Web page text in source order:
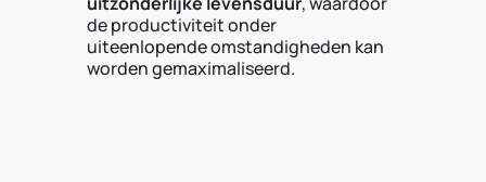
de productiviteit onder
uiteenlopende omstandigheden kan
worden gemaximaliseerd.